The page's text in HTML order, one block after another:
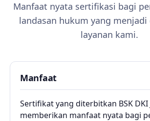
Manfaat nyata sertifikasi bagi
landasan hukum yang menjadi
layanan kami.
Manfaat
Sertifikat yang diterbitkan BSK DKI
memberikan manfaat nyata bagi